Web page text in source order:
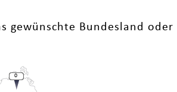
gewünschte Bundesland
0